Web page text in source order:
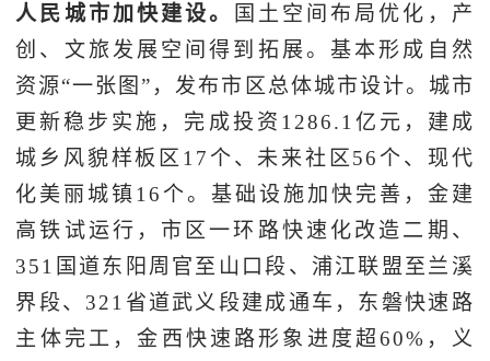
人民城市加快建设。
国土空间布局优化，产
创、文旅发展空间得到拓展。基本形成自然
资源“一张图”，发布市区总体城市设计。城市
更新稳步实施，完成投资1286.1亿元，建成
城乡风貌样板区17个、未来社区56个、现代
化美丽城镇16个。基础设施加快完善，金建
高铁试运行，市区一环路快速化改造二期、
351国道东阳周官至山口段、浦江联盟至兰溪
界段、321省道武义段建成通车，东磐快速路
主体完工，金西快速路形象进度超60%，义